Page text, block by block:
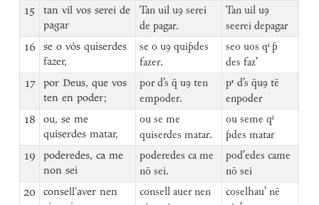
15
tan vil vos serei de
pagar
Tan uil uꝯ serei
de pagar.
Tan uil uꝯ
seerei depagar
16
se o vós quiserdes
fazer,
se o uꝯ quiƥdes
fazer.
seo uos qⁱ ƥ
des faz’
17
por Deus, que vos
ten en poder;
por d’s q̄ uꝯ ten
empoder.
pʳ d’s q̄uꝯ tē
enpoder
18
ou, se me
quiserdes matar,
ou se me
quiserdes matar.
ou seme qⁱ
ƥdes matar
19
poderedes, ca me
non sei
poderedes ca me
nō sei.
pod’edes came
nō sei
20
consell’aver nen
consell auer nen
coselhau’ nē